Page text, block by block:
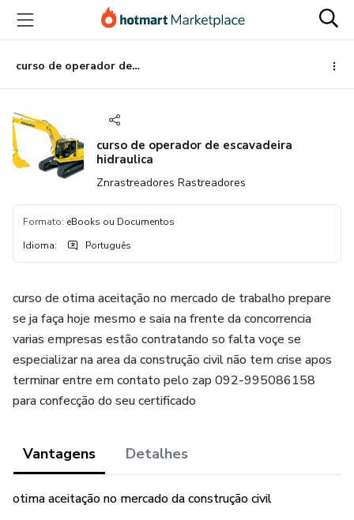
para
conteúdo
principal
para
pagamento
para
rodapé
curso de operador de escavadeira hidraulica
curso de operador de escavadeira
hidraulica
Znrastreadores Rastreadores
Formato: eBooks ou Documentos
Idioma: Português
curso de otima aceitação no mercado de trabalho prepare
se ja faça hoje mesmo e saia na frente da concorrencia
varias empresas estão contratando so falta voçe se
especializar na area da construção civil não tem crise apos
terminar entre em contato pelo zap 092-995086158
para confecção do seu certificado
Vantagens Detalhes
otima aceitação no mercado da construção civil